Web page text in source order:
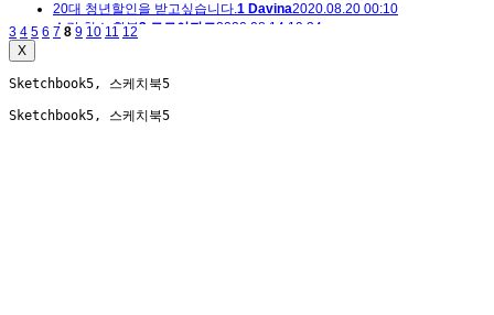
20대 청년할인을 받고싶습니다.1 Davina2020.08.20 00:10
수강 취소 환불3 모모아자르2020.08.14 19:34
3 4 5 6 7 8 9 10 11 12
X
Sketchbook5, 스케치북5
Sketchbook5, 스케치북5